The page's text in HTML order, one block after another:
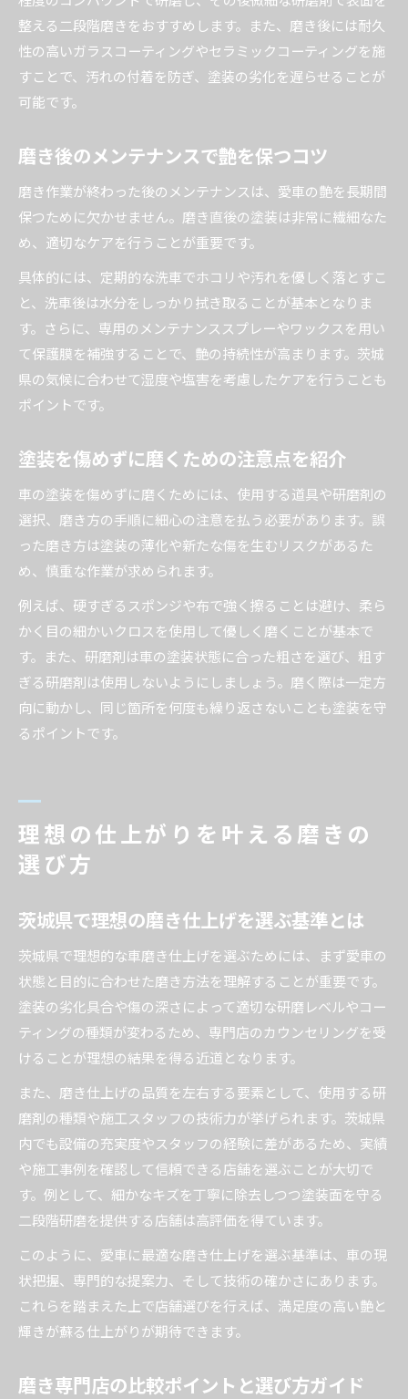
整える二段階磨きをおすすめします。また、磨き後には耐久
性の高いガラスコーティングやセラミックコーティングを施
すことで、汚れの付着を防ぎ、塗装の劣化を遅らせることが
可能です。
磨き後のメンテナンスで艶を保つコツ
磨き作業が終わった後のメンテナンスは、愛車の艶を長期間
保つために欠かせません。磨き直後の塗装は非常に繊細なた
め、適切なケアを行うことが重要です。
具体的には、定期的な洗車でホコリや汚れを優しく落とすこ
と、洗車後は水分をしっかり拭き取ることが基本となりま
す。さらに、専用のメンテナンススプレーやワックスを用い
て保護膜を補強することで、艶の持続性が高まります。茨城
県の気候に合わせて湿度や塩害を考慮したケアを行うことも
ポイントです。
塗装を傷めずに磨くための注意点を紹介
車の塗装を傷めずに磨くためには、使用する道具や研磨剤の
選択、磨き方の手順に細心の注意を払う必要があります。誤
った磨き方は塗装の薄化や新たな傷を生むリスクがあるた
め、慎重な作業が求められます。
例えば、硬すぎるスポンジや布で強く擦ることは避け、柔ら
かく目の細かいクロスを使用して優しく磨くことが基本で
す。また、研磨剤は車の塗装状態に合った粗さを選び、粗す
ぎる研磨剤は使用しないようにしましょう。磨く際は一定方
向に動かし、同じ箇所を何度も繰り返さないことも塗装を守
るポイントです。
理想の仕上がりを叶える磨きの
選び方
茨城県で理想の磨き仕上げを選ぶ基準とは
茨城県で理想的な車磨き仕上げを選ぶためには、まず愛車の
状態と目的に合わせた磨き方法を理解することが重要です。
塗装の劣化具合や傷の深さによって適切な研磨レベルやコー
ティングの種類が変わるため、専門店のカウンセリングを受
けることが理想の結果を得る近道となります。
また、磨き仕上げの品質を左右する要素として、使用する研
磨剤の種類や施工スタッフの技術力が挙げられます。茨城県
内でも設備の充実度やスタッフの経験に差があるため、実績
や施工事例を確認して信頼できる店舗を選ぶことが大切で
す。例として、細かなキズを丁寧に除去しつつ塗装面を守る
二段階研磨を提供する店舗は高評価を得ています。
このように、愛車に最適な磨き仕上げを選ぶ基準は、車の現
状把握、専門的な提案力、そして技術の確かさにあります。
これらを踏まえた上で店舗選びを行えば、満足度の高い艶と
輝きが蘇る仕上がりが期待できます。
磨き専門店の比較ポイントと選び方ガイド